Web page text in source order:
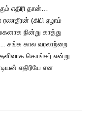
எதிரி தான்…
(கிபி ஏழாம்
நின்று காத்து
சங்க கால வரலாற்றை
கொங்கர் என்று
எதிரியே என